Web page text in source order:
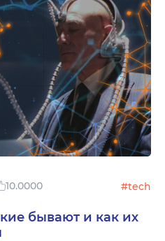
10.0000 #tech
бывают и как их